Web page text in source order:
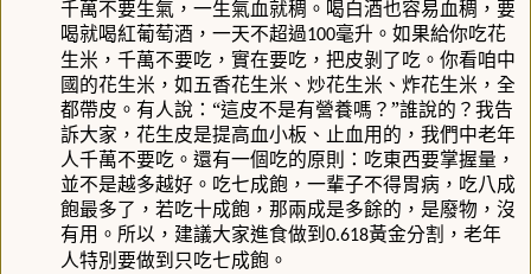
千萬不要生氣，一生氣血就稠。喝白酒也容易血稠，要
喝就喝紅葡萄酒，一天不超過100毫升。如果給你吃花
生米，千萬不要吃，實在要吃，把皮剝了吃。你看咱中
國的花生米，如五香花生米、炒花生米、炸花生米，全
都帶皮。有人說：“這皮不是有營養嗎？”誰說的？我告
訴大家，花生皮是提高血小板、止血用的，我們中老年
人千萬不要吃。還有一個吃的原則：吃東西要掌握量，
並不是越多越好。吃七成飽，一輩子不得胃病，吃八成
飽最多了，若吃十成飽，那兩成是多餘的，是廢物，沒
有用。所以，建議大家進食做到0.618黃金分割，老年
人特別要做到只吃七成飽。